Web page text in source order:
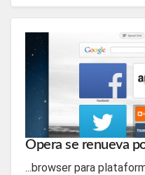
Opera se renueva
...browser para